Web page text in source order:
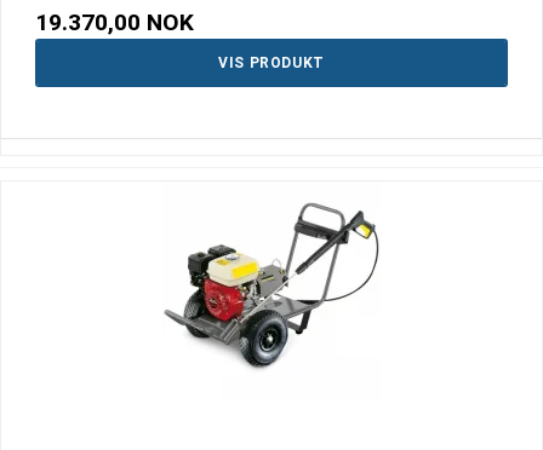
19.370,00 NOK
VIS PRODUKT